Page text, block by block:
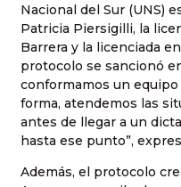
Nacional del Sur (UNS)
Patricia Piersigilli, la
Barrera y la licenciada
protocolo se sancionó
conformamos un
forma, atendemos las
antes de llegar a un
hasta ese punto”,
Además, el protocolo